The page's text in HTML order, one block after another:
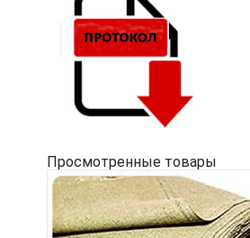
Просмотренные товары